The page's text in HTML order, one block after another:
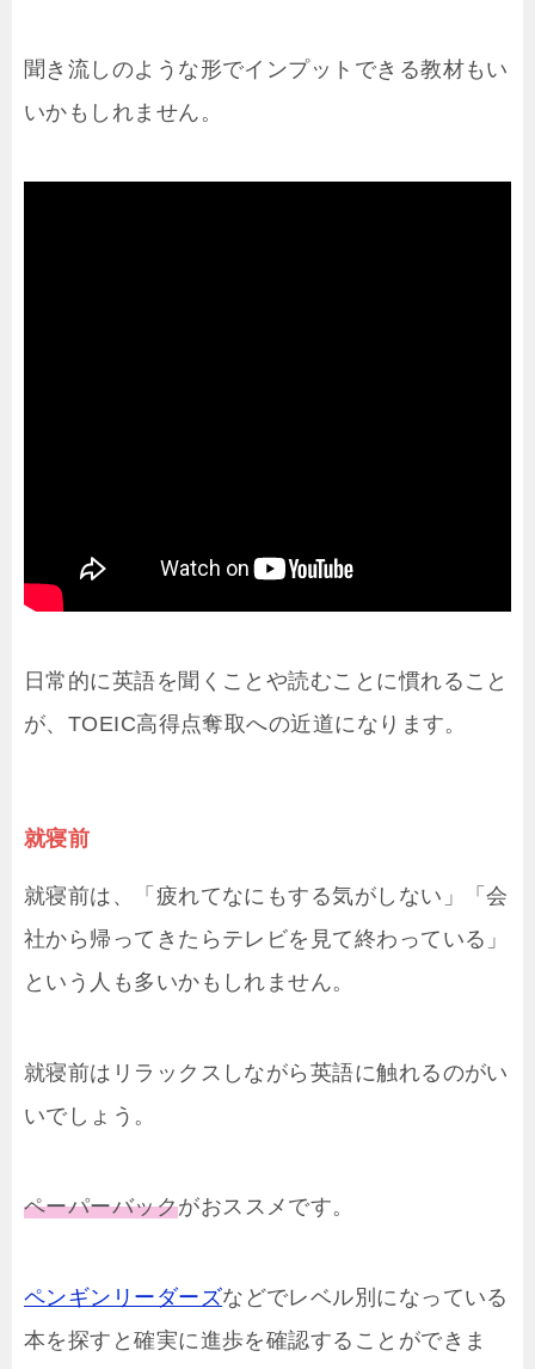
聞き流しのような形でインプットできる教材もい
いかもしれません。
日常的に英語を聞くことや読むことに慣れること
が、TOEIC高得点奪取への近道になります。
就寝前
就寝前は、「疲れてなにもする気がしない」「会
社から帰ってきたらテレビを見て終わっている」
という人も多いかもしれません。
就寝前はリラックスしながら英語に触れるのがい
いでしょう。
ペーパーバックがおススメです。
ペンギンリーダーズなどでレベル別になっている
本を探すと確実に進歩を確認することができま